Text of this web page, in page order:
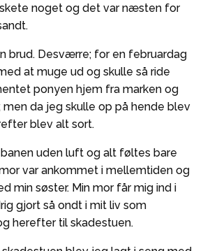
noget og det var næsten for
brud. Desværre; for en februardag
at muge ud og skulle så ride
ponyen hjem fra marken og
men da jeg skulle op på hende blev
blev alt sort.
uden luft og alt føltes bare
var ankommet i mellemtiden og
min søster. Min mor får mig ind i
gjort så ondt i mit liv som
herefter til skadestuen.